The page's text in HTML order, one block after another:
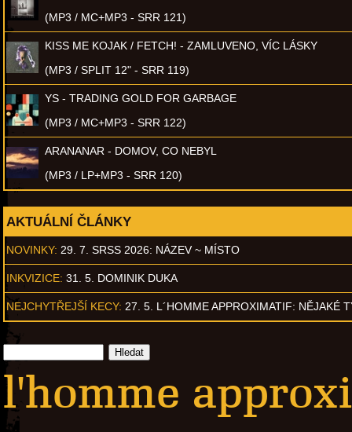
(MP3 / MC+MP3 - SRR 121)
KISS ME KOJAK / FETCH! - ZAMLUVENO, VÍC LÁSKY
(MP3 / SPLIT 12" - SRR 119)
YS - TRADING GOLD FOR GARBAGE
(MP3 / MC+MP3 - SRR 122)
ARANANAR - DOMOV, CO NEBYL
(MP3 / LP+MP3 - SRR 120)
AKTUÁLNÍ ČLÁNKY
NOVINKY: 29. 7. SRSS 2026: NÁZEV ~ MÍSTO
INKVIZICE: 31. 5. DOMINIK DUKA
NEJCHYTŘEJŠÍ KECY: 27. 5. L´HOMME APPROXIMATIF: NĚJAKÉ
l'homme